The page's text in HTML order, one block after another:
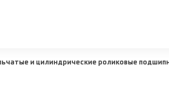
и цилиндрические роликовые